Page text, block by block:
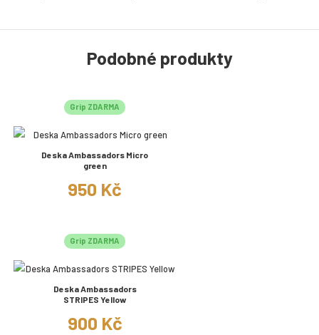
Podobné produkty
Grip ZDARMA
Deska Ambassadors Micro
green
950 Kč
Grip ZDARMA
Deska Ambassadors
STRIPES Yellow
900 Kč